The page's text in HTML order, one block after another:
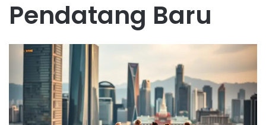
Pendatang Baru